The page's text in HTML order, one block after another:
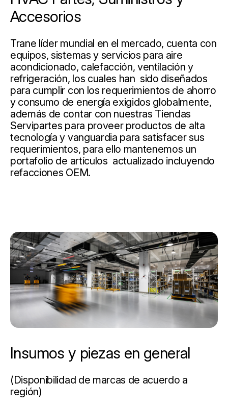
Accesorios
Trane líder mundial en el mercado, cuenta con
equipos, sistemas y servicios para aire
acondicionado, calefacción, ventilación y
refrigeración, los cuales han sido diseñados
para cumplir con los requerimientos de ahorro
y consumo de energía exigidos globalmente,
además de contar con nuestras Tiendas
Servipartes para proveer productos de alta
tecnología y vanguardia para satisfacer sus
requerimientos, para ello mantenemos un
portafolio de artículos actualizado incluyendo
refacciones OEM.
Insumos y piezas en general
(Disponibilidad de marcas de acuerdo a
región)